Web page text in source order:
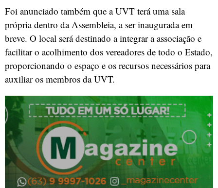
Foi anunciado também que a UVT terá uma sala
própria dentro da Assembleia, a ser inaugurada em
breve. O local será destinado a integrar a associação e
facilitar o acolhimento dos vereadores de todo o Estado,
proporcionando o espaço e os recursos necessários para
auxiliar os membros da UVT.